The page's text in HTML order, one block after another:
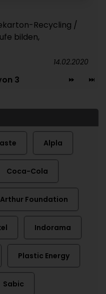
Recycling /
bilden,
14.02.2020
3
Alpla
Coca-Cola
Foundation
Indorama
Plastic Energy
Sabic